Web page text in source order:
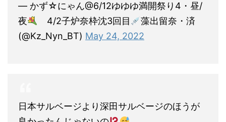
— かず☆にゃん@6/12ゆゆゆ満開祭り4・昼/
夜
4/2子炉奈枠沈3回目
藻出留奈・済
(@Kz_Nyn_BT) May 24, 2022
日本サルベージより深田サルベージのほうが